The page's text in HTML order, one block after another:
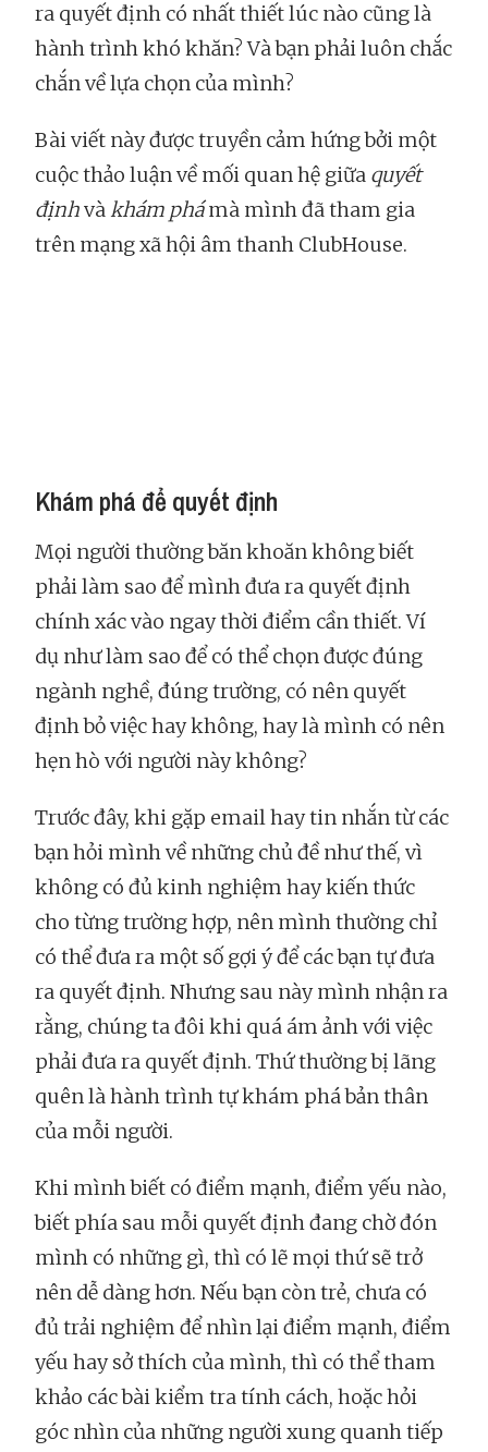
ra quyết định có nhất thiết lúc nào cũng là
hành trình khó khăn? Và bạn phải luôn chắc
chắn về lựa chọn của mình?
Bài viết này được truyền cảm hứng bởi một
cuộc thảo luận về mối quan hệ giữa quyết
địnhvàkhám phámà mình đã tham gia
trên mạng xã hội âm thanh ClubHouse.
Khám phá để quyết định
Mọi người thường băn khoăn không biết
phải làm sao để mình đưa ra quyết định
chính xác vào ngay thời điểm cần thiết. Ví
dụ như làm sao để có thể chọn được đúng
ngành nghề, đúng trường, có nên quyết
định bỏ việc hay không, hay là mình có nên
hẹn hò với người này không?
Trước đây, khi gặp email hay tin nhắn từ các
bạn hỏi mình về những chủ đề như thế, vì
không có đủ kinh nghiệm hay kiến thức
cho từng trường hợp, nên mình thường chỉ
có thể đưa ra một số gợi ý để các bạn tự đưa
ra quyết định. Nhưng sau này mình nhận ra
rằng, chúng ta đôi khi quá ám ảnh với việc
phải đưa ra quyết định. Thứ thường bị lãng
quên là hành trình tự khám phá bản thân
của mỗi người.
Khi mình biết có điểm mạnh, điểm yếu nào,
biết phía sau mỗi quyết định đang chờ đón
mình có những gì, thì có lẽ mọi thứ sẽ trở
nên dễ dàng hơn. Nếu bạn còn trẻ, chưa có
đủ trải nghiệm để nhìn lại điểm mạnh, điểm
yếu hay sở thích của mình, thì có thể tham
khảo các bài kiểm tra tính cách, hoặc hỏi
góc nhìn của những người xung quanh tiếp